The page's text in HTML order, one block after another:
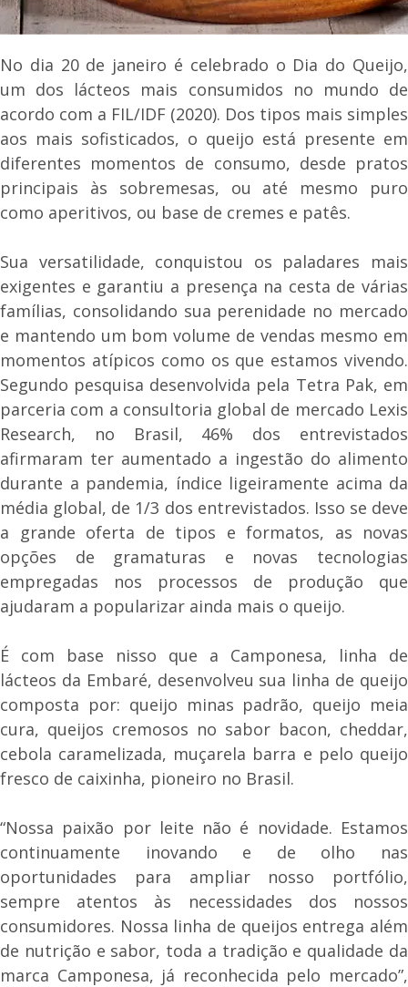
No dia 20 de janeiro é celebrado o Dia do Queijo,
um dos lácteos mais consumidos no mundo de
acordo com a FIL/IDF (2020). Dos tipos mais simples
aos mais sofisticados, o queijo está presente em
diferentes momentos de consumo, desde pratos
principais às sobremesas, ou até mesmo puro
como aperitivos, ou base de cremes e patês.
Sua versatilidade, conquistou os paladares mais
exigentes e garantiu a presença na cesta de várias
famílias, consolidando sua perenidade no mercado
e mantendo um bom volume de vendas mesmo em
momentos atípicos como os que estamos vivendo.
Segundo pesquisa desenvolvida pela Tetra Pak, em
parceria com a consultoria global de mercado Lexis
Research, no Brasil, 46% dos entrevistados
afirmaram ter aumentado a ingestão do alimento
durante a pandemia, índice ligeiramente acima da
média global, de 1/3 dos entrevistados. Isso se deve
a grande oferta de tipos e formatos, as novas
opções de gramaturas e novas tecnologias
empregadas nos processos de produção que
ajudaram a popularizar ainda mais o queijo.
É com base nisso que a Camponesa, linha de
lácteos da Embaré, desenvolveu sua linha de queijo
composta por: queijo minas padrão, queijo meia
cura, queijos cremosos no sabor bacon, cheddar,
cebola caramelizada, muçarela barra e pelo queijo
fresco de caixinha, pioneiro no Brasil.
“Nossa paixão por leite não é novidade. Estamos
continuamente inovando e de olho nas
oportunidades para ampliar nosso portfólio,
sempre atentos às necessidades dos nossos
consumidores. Nossa linha de queijos entrega além
de nutrição e sabor, toda a tradição e qualidade da
marca Camponesa, já reconhecida pelo mercado”,